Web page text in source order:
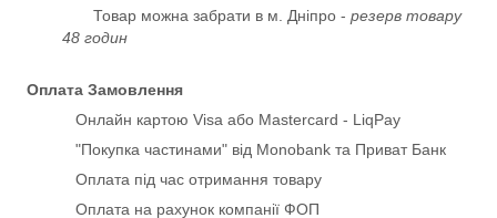
Товар можна забрати в м. Дніпро - резерв товару
48 годин
Оплата Замовлення
Онлайн картою Visa або Mastercard - LiqPay
"Покупка частинами" від Monobank та Приват Банк
Оплата під час отримання товару
Оплата на рахунок компанії ФОП